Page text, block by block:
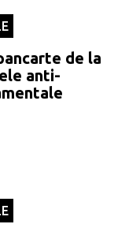
de la
anti-